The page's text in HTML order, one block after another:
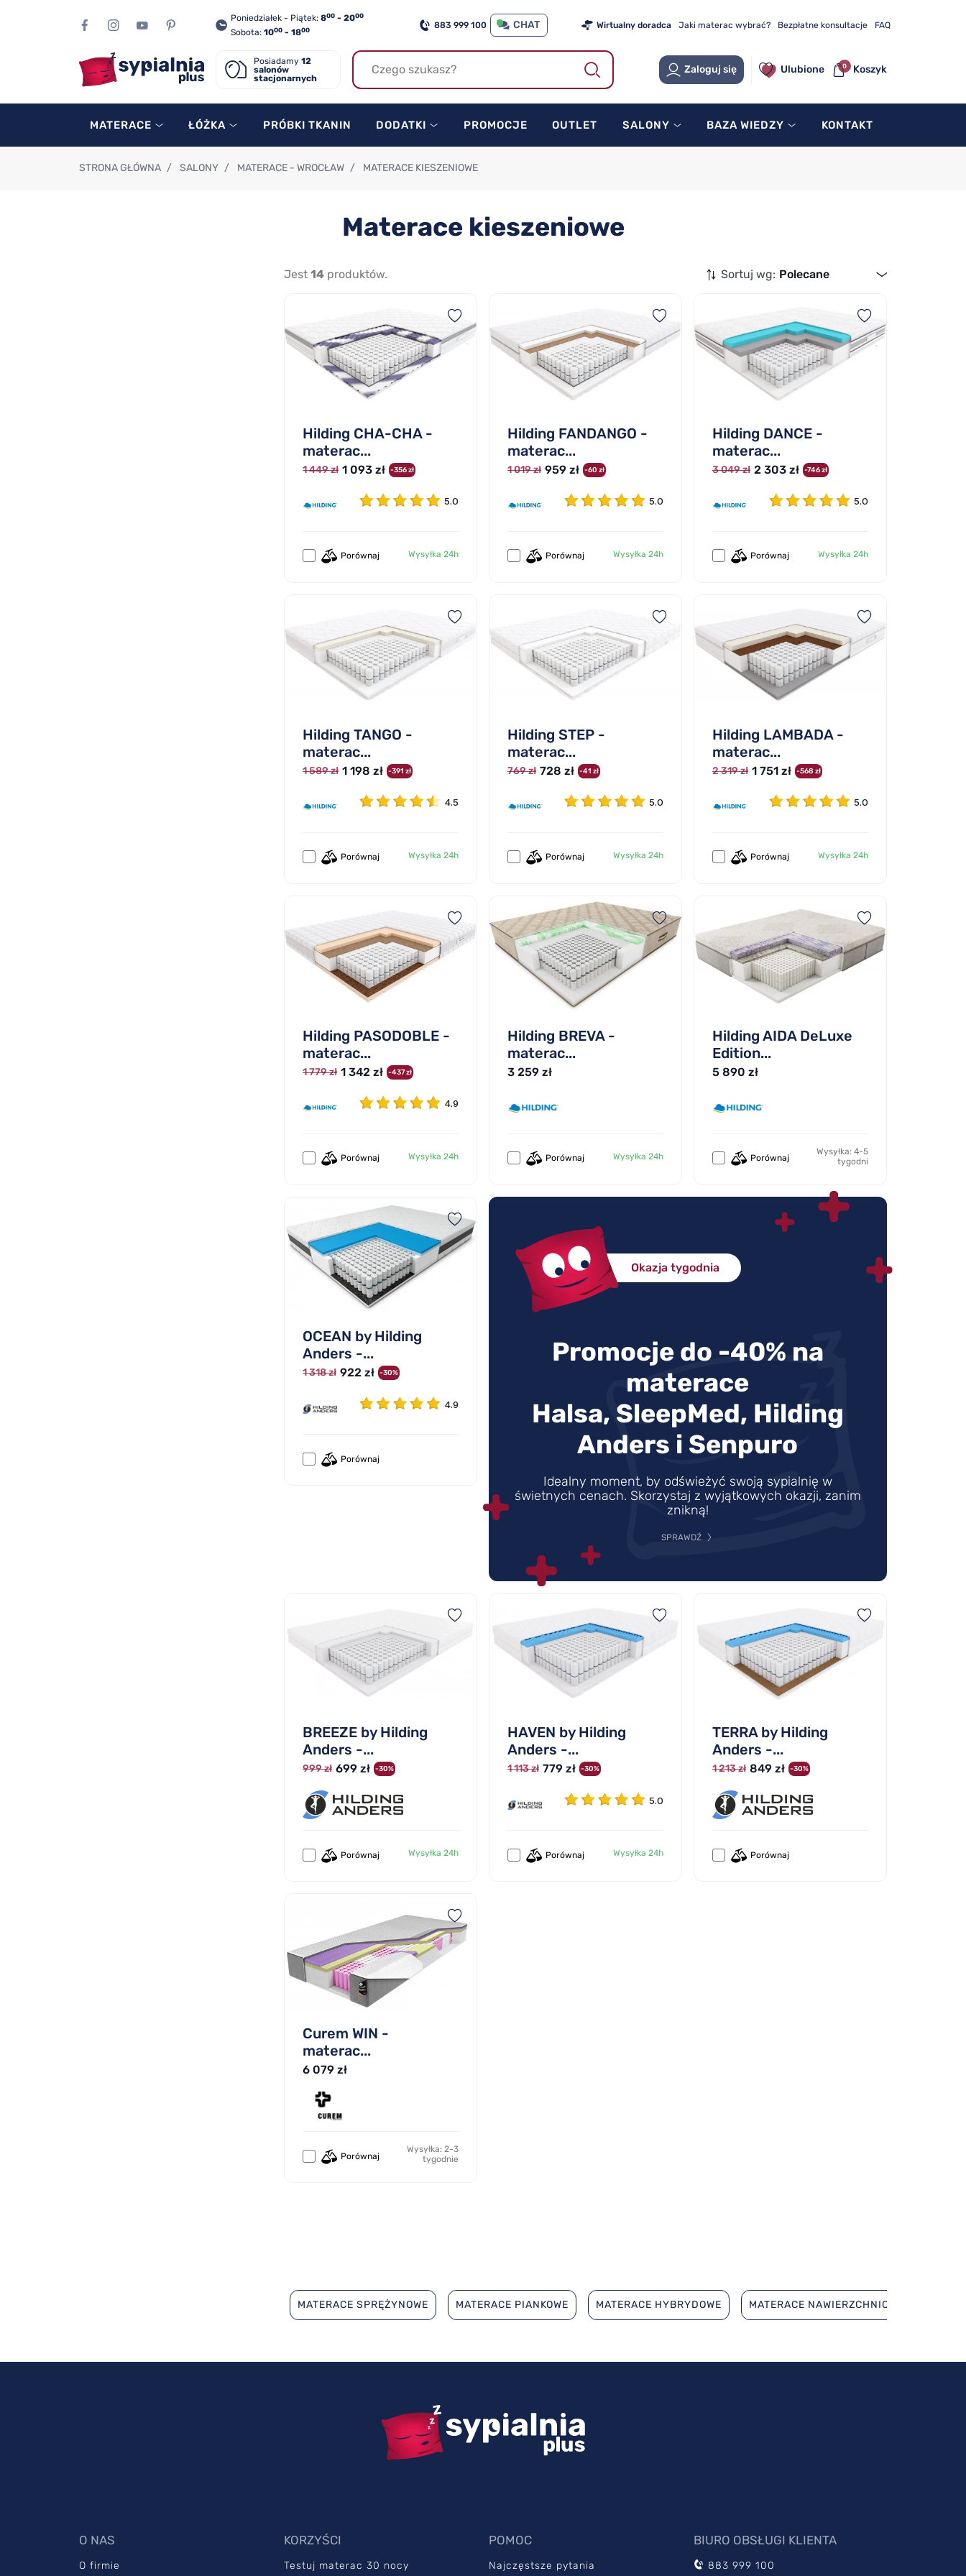
Poniedziałek - Piątek: 800 - 2000
Sobota: 1000 - 1800 883 999 100 CHAT Wirtualny doradca Jaki materac wybrać? Bezpłatne konsultacje FAQ
Posiadamy 12
salonów
stacjonarnych
Zaloguj się Ulubione Koszyk
0
MATERACE ŁÓŻKA PRÓBKI TKANIN DODATKI PROMOCJE OUTLET SALONY BAZA WIEDZY KONTAKT
STRONA GŁÓWNA / SALONY / MATERACE - WROCŁAW / MATERACE KIESZENIOWE
Materace kieszeniowe
Jest 14 produktów. Sortuj wg: Polecane
Hilding CHA-CHA -
materac...
1 449 zł 1 093 zł -356 zł
5.0
Porównaj Wysyłka 24h
Hilding FANDANGO -
materac...
1 019 zł 959 zł -60 zł
5.0
Porównaj Wysyłka 24h
Hilding DANCE -
materac...
3 049 zł 2 303 zł -746 zł
5.0
Porównaj Wysyłka 24h
Hilding TANGO -
materac...
1 589 zł 1 198 zł -391 zł
4.5
Porównaj Wysyłka 24h
Hilding STEP -
materac...
769 zł 728 zł -41 zł
5.0
Porównaj Wysyłka 24h
Hilding LAMBADA -
materac...
2 319 zł 1 751 zł -568 zł
5.0
Porównaj Wysyłka 24h
Hilding PASODOBLE -
materac...
1 779 zł 1 342 zł -437 zł
4.9
Porównaj Wysyłka 24h
Hilding BREVA -
materac...
3 259 zł
Porównaj Wysyłka 24h
Hilding AIDA DeLuxe
Edition...
5 890 zł
Porównaj
Wysyłka: 4-5
tygodni
OCEAN by Hilding
Anders -...
1 318 zł 922 zł -30%
4.9
Porównaj
Okazja tygodnia
Promocje do -40% na
materace
Halsa, SleepMed, Hilding
Anders i Senpuro
Idealny moment, by odświeżyć swoją sypialnię w
świetnych cenach. Skorzystaj z wyjątkowych okazji, zanim
znikną!
SPRAWDŹ
BREEZE by Hilding
Anders -...
999 zł 699 zł -30%
Porównaj Wysyłka 24h
HAVEN by Hilding
Anders -...
1 113 zł 779 zł -30%
5.0
Porównaj Wysyłka 24h
TERRA by Hilding
Anders -...
1 213 zł 849 zł -30%
Porównaj
Curem WIN -
materac...
6 079 zł
Porównaj
Wysyłka: 2-3
tygodnie
MATERACE SPRĘŻYNOWE MATERACE PIANKOWE MATERACE HYBRYDOWE MATERACE NAWIERZCHNIOWE (TOPPERY)
O NAS
O firmie
KORZYŚCI
Testuj materac 30 nocy
POMOC
Najczęstsze pytania
BIURO OBSŁUGI KLIENTA
883 999 100